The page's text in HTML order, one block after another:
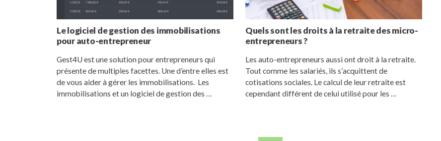
Le logiciel de gestion des immobilisations
pour auto-entrepreneur
Gest4U est une solution pour entrepreneurs qui
présente de multiples facettes. Une d’entre elles est
de vous aider à gérer les immobilisations. Les
immobilisations et un logiciel de gestion des …
Quels sont les droits à la retraite des micro-
entrepreneurs ?
Les auto-entrepreneurs aussi ont droit à la retraite.
Tout comme les salariés, ils s’acquittent de
cotisations sociales. Le calcul de leur retraite est
cependant différent de celui utilisé pour les …